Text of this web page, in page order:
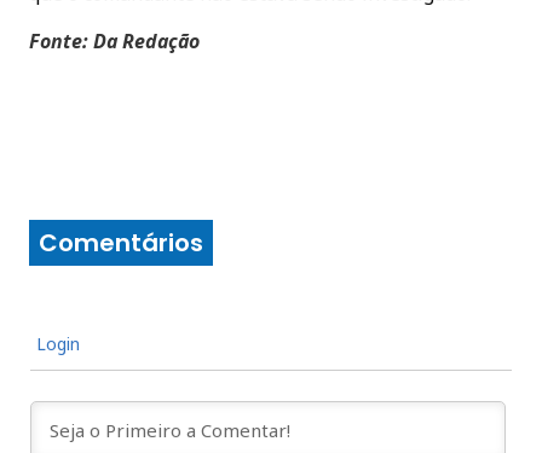
Fonte: Da Redação
Comentários
Login